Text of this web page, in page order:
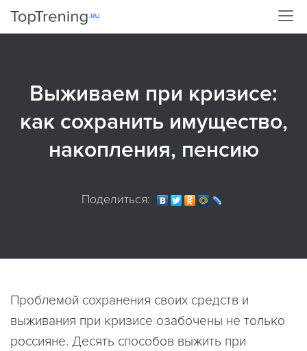
Выживаем при кризисе:
как сохранить имущество,
накопления, пенсию
Поделиться:
Проблемой сохранения своих средств и
выживания при кризисе озабочены не только
россияне. Десять способов выжить при